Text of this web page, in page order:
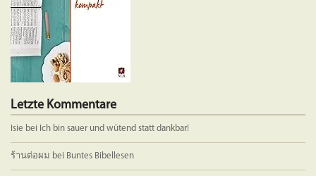
Letzte Kommentare
Isie bei Ich bin sauer und wütend statt dankbar!
ร้านต่อผม bei Buntes Bibellesen